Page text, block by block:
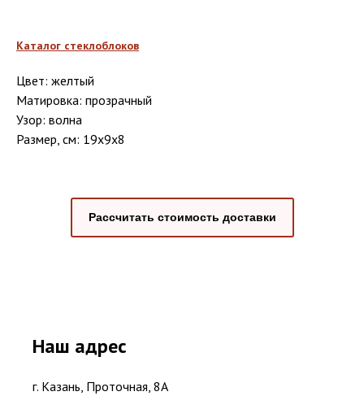
Каталог стеклоблоков
Цвет: желтый
Матировка: прозрачный
Узор: волна
Размер, см: 19x9x8
Рассчитать стоимость доставки
Наш адрес
г. Казань, Проточная, 8А